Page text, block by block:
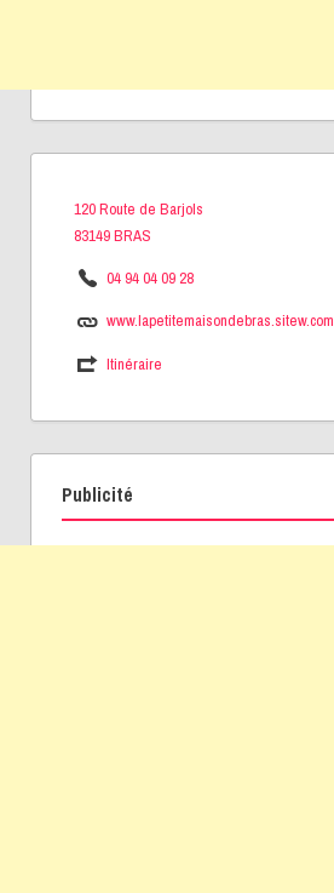
120 Route de Barjols
83149 BRAS
04 94 04 09 28
www.lapetitemaisondebras.sitew.com
Itinéraire
Publicité